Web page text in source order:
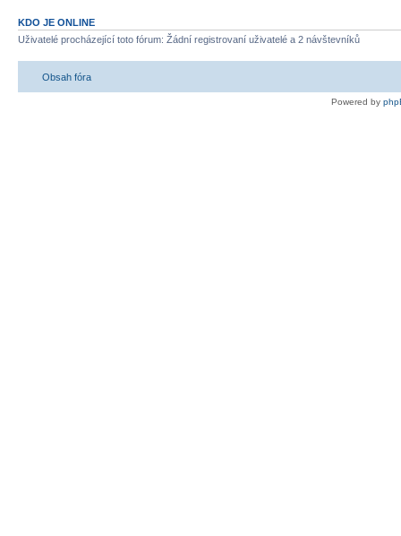
KDO JE ONLINE
Uživatelé procházející toto fórum: Žádní registrovaní uživatelé a 2 návštevníků
Obsah fóra
Powered by